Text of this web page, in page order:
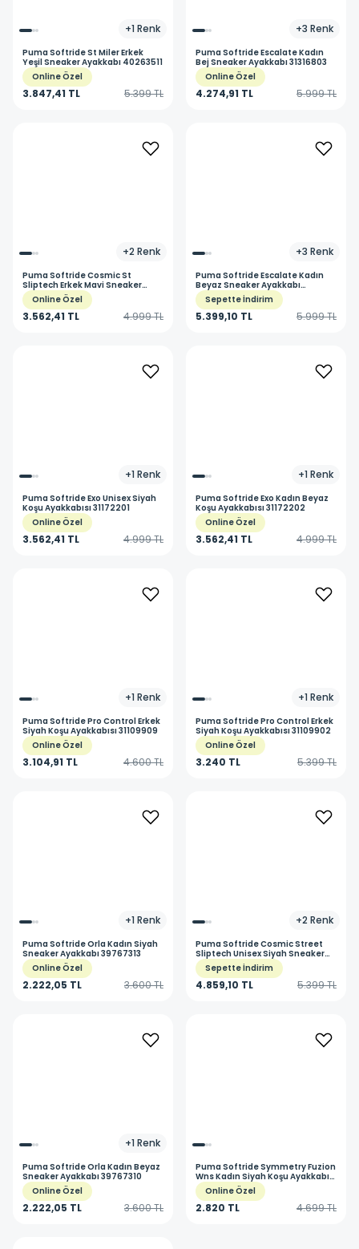
+1 Renk
PumaSoftride St Miler Erkek
Yeşil Sneaker Ayakkabı 40263511
Online Özel
3.847,41 TL 5.399 TL
+3 Renk
PumaSoftride Escalate Kadın
Bej Sneaker Ayakkabı 31316803
Online Özel
4.274,91 TL 5.999 TL
+2 Renk
PumaSoftride Cosmic St
Sliptech Erkek Mavi Sneaker
Ayakkabı 40263211
Online Özel
3.562,41 TL 4.999 TL
+3 Renk
PumaSoftride Escalate Kadın
Beyaz Sneaker Ayakkabı
31316802
Sepette İndirim
5.399,10 TL 5.999 TL
+1 Renk
PumaSoftride Exo Unisex Siyah
Koşu Ayakkabısı 31172201
Online Özel
3.562,41 TL 4.999 TL
+1 Renk
PumaSoftride Exo Kadın Beyaz
Koşu Ayakkabısı 31172202
Online Özel
3.562,41 TL 4.999 TL
+1 Renk
PumaSoftride Pro Control Erkek
Siyah Koşu Ayakkabısı 31109909
Online Özel
3.104,91 TL 4.600 TL
+1 Renk
PumaSoftride Pro Control Erkek
Siyah Koşu Ayakkabısı 31109902
Online Özel
3.240 TL 5.399 TL
+1 Renk
PumaSoftride Orla Kadın Siyah
Sneaker Ayakkabı 39767313
Online Özel
2.222,05 TL 3.600 TL
+2 Renk
PumaSoftride Cosmic Street
Sliptech Unisex Siyah Sneaker
Ayakkabı 40263201
Sepette İndirim
4.859,10 TL 5.399 TL
+1 Renk
PumaSoftride Orla Kadın Beyaz
Sneaker Ayakkabı 39767310
Online Özel
2.222,05 TL 3.600 TL
PumaSoftride Symmetry Fuzion
Wns Kadın Siyah Koşu Ayakkabısı
31046004
Online Özel
2.820 TL 4.699 TL